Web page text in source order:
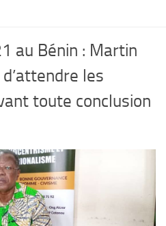
au Bénin : Martin
les
toute conclusion